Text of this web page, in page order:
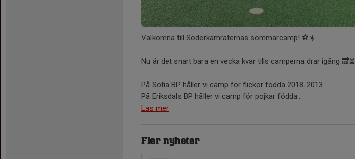
Välkomna till Söderkamraternas sommarcamp! ⚽☀️
Nu är det snart bara en vecka kvar tills camperna drar igång 🔜⏳
På Sofia BP håller vi camp för flickor födda 2018-2013
På Eriksdals BP håller vi camp för pojkar födda...
Läs mer
Fler nyheter